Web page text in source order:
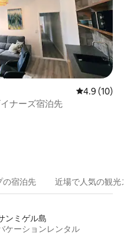
レビュー10
4.9 (10)
ナーズ宿泊先
の宿⁠泊⁠先 近場で人気の観光
ンミゲル島
ケーションレンタル